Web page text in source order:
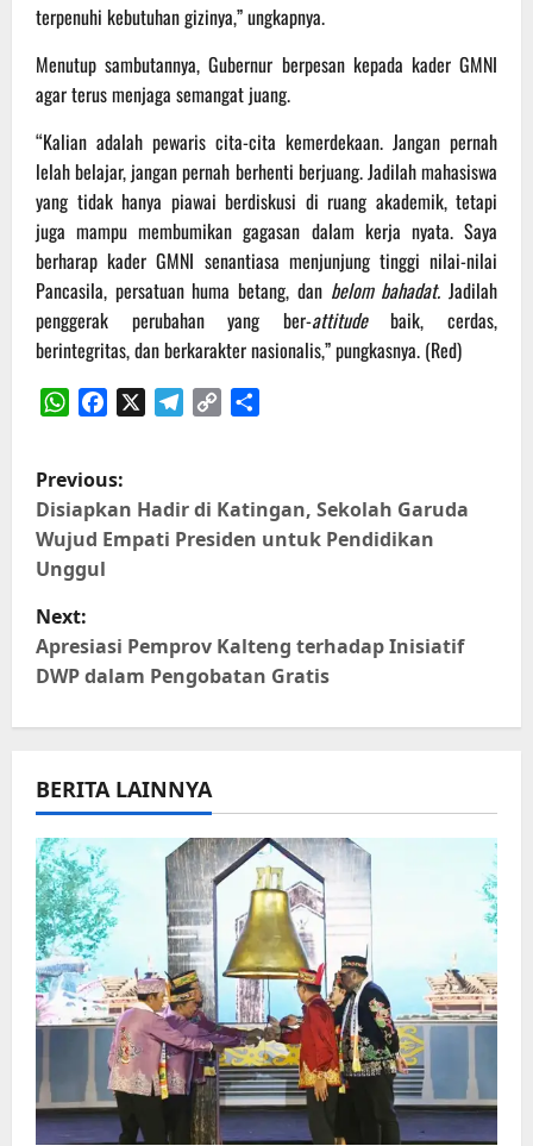
terpenuhi kebutuhan gizinya,” ungkapnya.
Menutup sambutannya, Gubernur berpesan kepada kader GMNI
agar terus menjaga semangat juang.
“Kalian adalah pewaris cita-cita kemerdekaan. Jangan pernah
lelah belajar, jangan pernah berhenti berjuang. Jadilah mahasiswa
yang tidak hanya piawai berdiskusi di ruang akademik, tetapi
juga mampu membumikan gagasan dalam kerja nyata. Saya
berharap kader GMNI senantiasa menjunjung tinggi nilai-nilai
Pancasila, persatuan huma betang, dan belom bahadat. Jadilah
penggerak perubahan yang ber-attitudebaik, cerdas,
berintegritas, dan berkarakter nasionalis,” pungkasnya. (Red)
P
o
s
t
n
a
v
i
g
a
t
i
o
n
Previous:
Disiapkan Hadir di Katingan, Sekolah Garuda
Wujud Empati Presiden untuk Pendidikan
Unggul
Next:
Apresiasi Pemprov Kalteng terhadap Inisiatif
DWP dalam Pengobatan Gratis
BERITA LAINNYA